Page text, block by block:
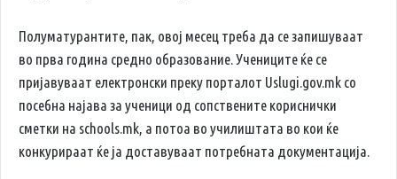
Полуматурантите, пак, овој месец треба да се запишуваат
во прва година средно образование. Учениците ќе се
пријавуваат електронски преку порталот Uslugi.gov.mk со
посебна најава за ученици од сопствените кориснички
сметки на schools.mk, а потоа во училиштата во кои ќе
конкурираат ќе ја доставуваат потребната документација.